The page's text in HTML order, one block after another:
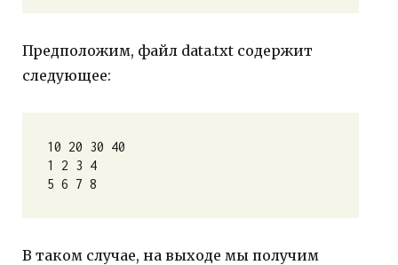
Предположим, файл data.txt содержит
следующее:
10 20 30 40
1 2 3 4
5 6 7 8
В таком случае, на выходе мы получим